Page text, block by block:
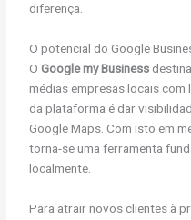
diferença.
O potencial do Google
O Google my Business
médias empresas locais
da plataforma é dar
Google Maps. Com isto em
torna-se uma ferramenta
localmente.
Para atrair novos clientes à